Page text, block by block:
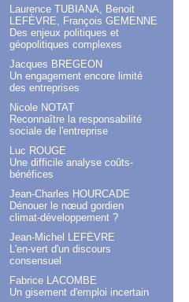
Laurence TUBIANA, Benoit
LEFÈVRE, François GEMENNE
Des enjeux politiques et
géopolitiques complexes
Jacques BREGEON
Un engagement encore limité
des entreprises
Nicole NOTAT
Reconnaître la responsabilité
sociale de l'entreprise
Luc ROUGE
Une difficile analyse coûts-
bénéfices
Jean-Charles HOURCADE
Dénouer le nœud gordien
climat-développement ?
Jean-Michel LEFÈVRE
L'en-vert d'un discours
consensuel
Fabrice LACOMBE
Un gisement d'emploi incertain